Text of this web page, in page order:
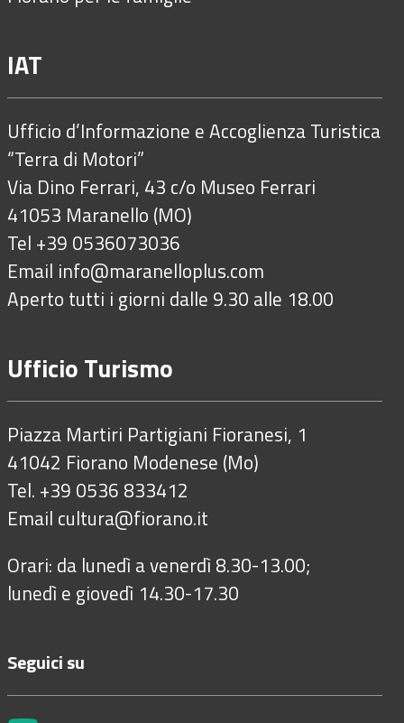
IAT
Ufficio d’Informazione e Accoglienza Turistica
“Terra di Motori”
Via Dino Ferrari, 43 c/o Museo Ferrari
41053 Maranello (MO)
Tel +39 0536073036
Email info@maranelloplus.com
Aperto tutti i giorni dalle 9.30 alle 18.00
Ufficio Turismo
Piazza Martiri Partigiani Fioranesi, 1
41042 Fiorano Modenese (Mo)
Tel. +39 0536 833412
Email cultura@fiorano.it
Orari: da lunedì a venerdì 8.30-13.00;
lunedì e giovedì 14.30-17.30
Seguici su